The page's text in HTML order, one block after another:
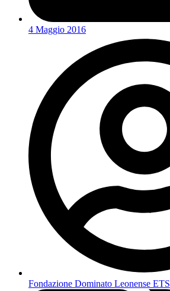
4 Maggio 2016
Fondazione Dominato Leonense ETS